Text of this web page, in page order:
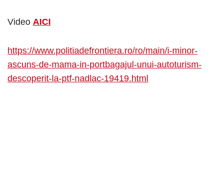
Video AICI
https://www.politiadefrontiera.ro/ro/main/i-minor-
ascuns-de-mama-in-portbagajul-unui-autoturism-
descoperit-la-ptf-nadlac-19419.html